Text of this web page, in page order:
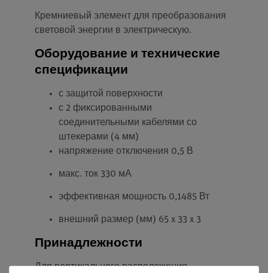
Кремниевый элемент для преобразования
световой энергии в электрическую.
Оборудование и технические
спецификации
с защитой поверхности
с 2 фиксированными
соединительными кабелями со
штекерами (4 мм)
напряжение отключения 0,5 В
макс. ток 330 мА
эффективная мощность 0,1485 Вт
внешний размер (мм) 65 x 33 x 3
Принадлежности
Для вертикального расположения